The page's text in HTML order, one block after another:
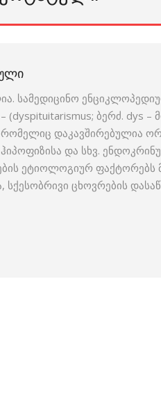
სამედიცინო
(dyspituitarismus; ბერძ. dys
დაკავშირებულია
და სხვ.
ეტიოლოგიურ ფაქტორებს
ცხოვრების